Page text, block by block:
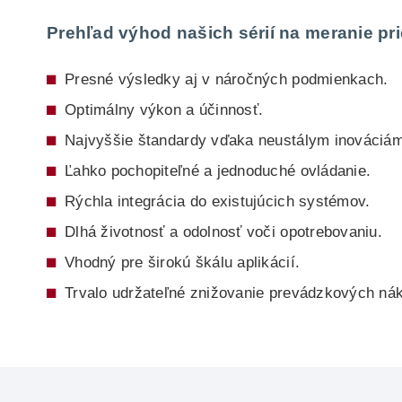
Prehľad výhod našich sérií na meranie
Presné výsledky aj v náročných podmienkach.
Optimálny výkon a účinnosť.
Najvyššie štandardy vďaka neustálym
Ľahko pochopiteľné a jednoduché ovládanie.
Rýchla integrácia do existujúcich systémov.
Dlhá životnosť a odolnosť voči opotrebovaniu.
Vhodný pre širokú škálu aplikácií.
Trvalo udržateľné znižovanie prevádzkových